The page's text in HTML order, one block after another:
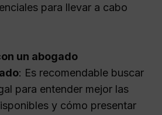
para llevar a cabo
un abogado
: Es recomendable buscar
para entender mejor las
y cómo presentar